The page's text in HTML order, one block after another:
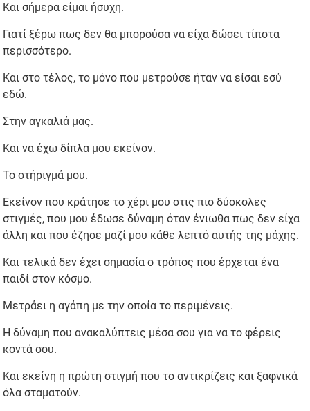
Και σήμερα είμαι ήσυχη.
Γιατί ξέρω πως δεν θα μπορούσα να είχα δώσει τίποτα
περισσότερο.
Και στο τέλος, το μόνο που μετρούσε ήταν να είσαι εσύ
εδώ.
Στην αγκαλιά μας.
Και να έχω δίπλα μου εκείνον.
Το στήριγμά μου.
Εκείνον που κράτησε το χέρι μου στις πιο δύσκολες
στιγμές, που μου έδωσε δύναμη όταν ένιωθα πως δεν είχα
άλλη και που έζησε μαζί μου κάθε λεπτό αυτής της μάχης.
Και τελικά δεν έχει σημασία ο τρόπος που έρχεται ένα
παιδί στον κόσμο.
Μετράει η αγάπη με την οποία το περιμένεις.
Η δύναμη που ανακαλύπτεις μέσα σου για να το φέρεις
κοντά σου.
Και εκείνη η πρώτη στιγμή που το αντικρίζεις και ξαφνικά
όλα σταματούν.